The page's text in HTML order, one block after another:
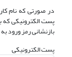
در صورتی که نام
پست الکترونیکی که
بازنشانی رمز ورود
پست الکترونیکی